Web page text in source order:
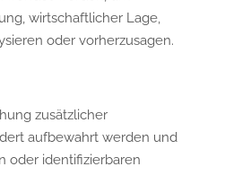
wirtschaftlicher Lage,
oder vorherzusagen.
zusätzlicher
aufbewahrt werden und
oder identifizierbaren